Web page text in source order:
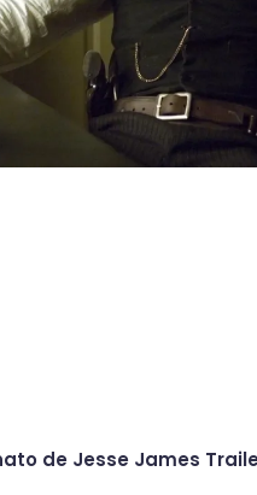
de Jesse James